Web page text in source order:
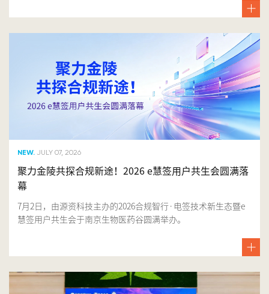
NEW. JULY 07, 2026
聚力金陵共探合规新途！2026 e慧签用户共生会圆满落
幕
7月2日，由源资科技主办的2026合规智行·电签技术新生态暨e
慧签用户共生会于南京生物医药谷圆满举办。